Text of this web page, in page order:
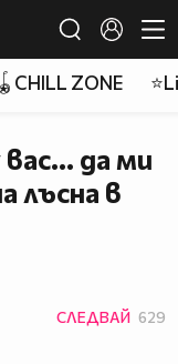
🪀CHILL ZONE
да ми
лъсна в
СЛЕДВАЙ 629